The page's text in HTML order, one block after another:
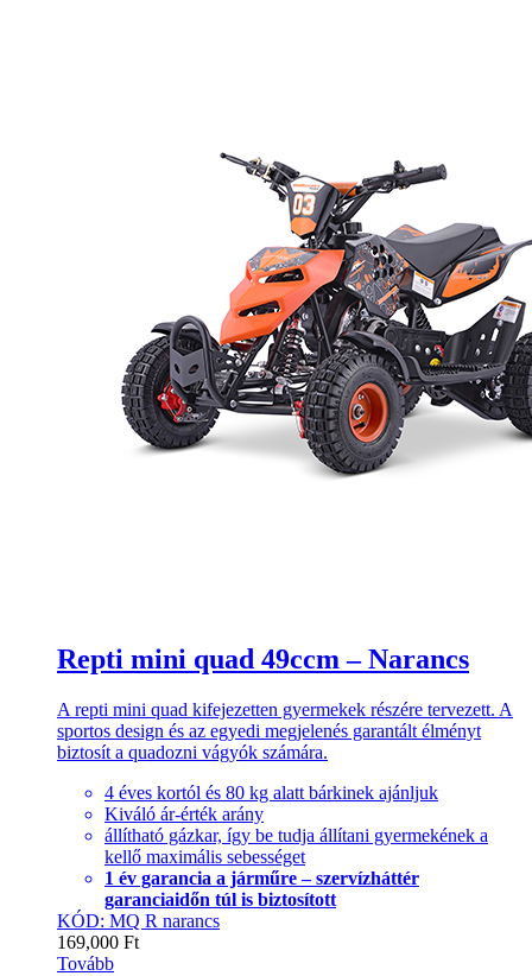
Repti mini quad 49ccm – Narancs
A repti mini quad kifejezetten gyermekek részére tervezett. A
sportos design és az egyedi megjelenés garantált élményt
biztosít a quadozni vágyók számára.
4 éves kortól és 80 kg alatt bárkinek ajánljuk
Kiváló ár-érték arány
állítható gázkar, így be tudja állítani gyermekének a
kellő maximális sebességet
1 év garancia a járműre – szervízháttér
garanciaidőn túl is biztosított
KÓD: MQ R narancs
169,000 Ft
Tovább